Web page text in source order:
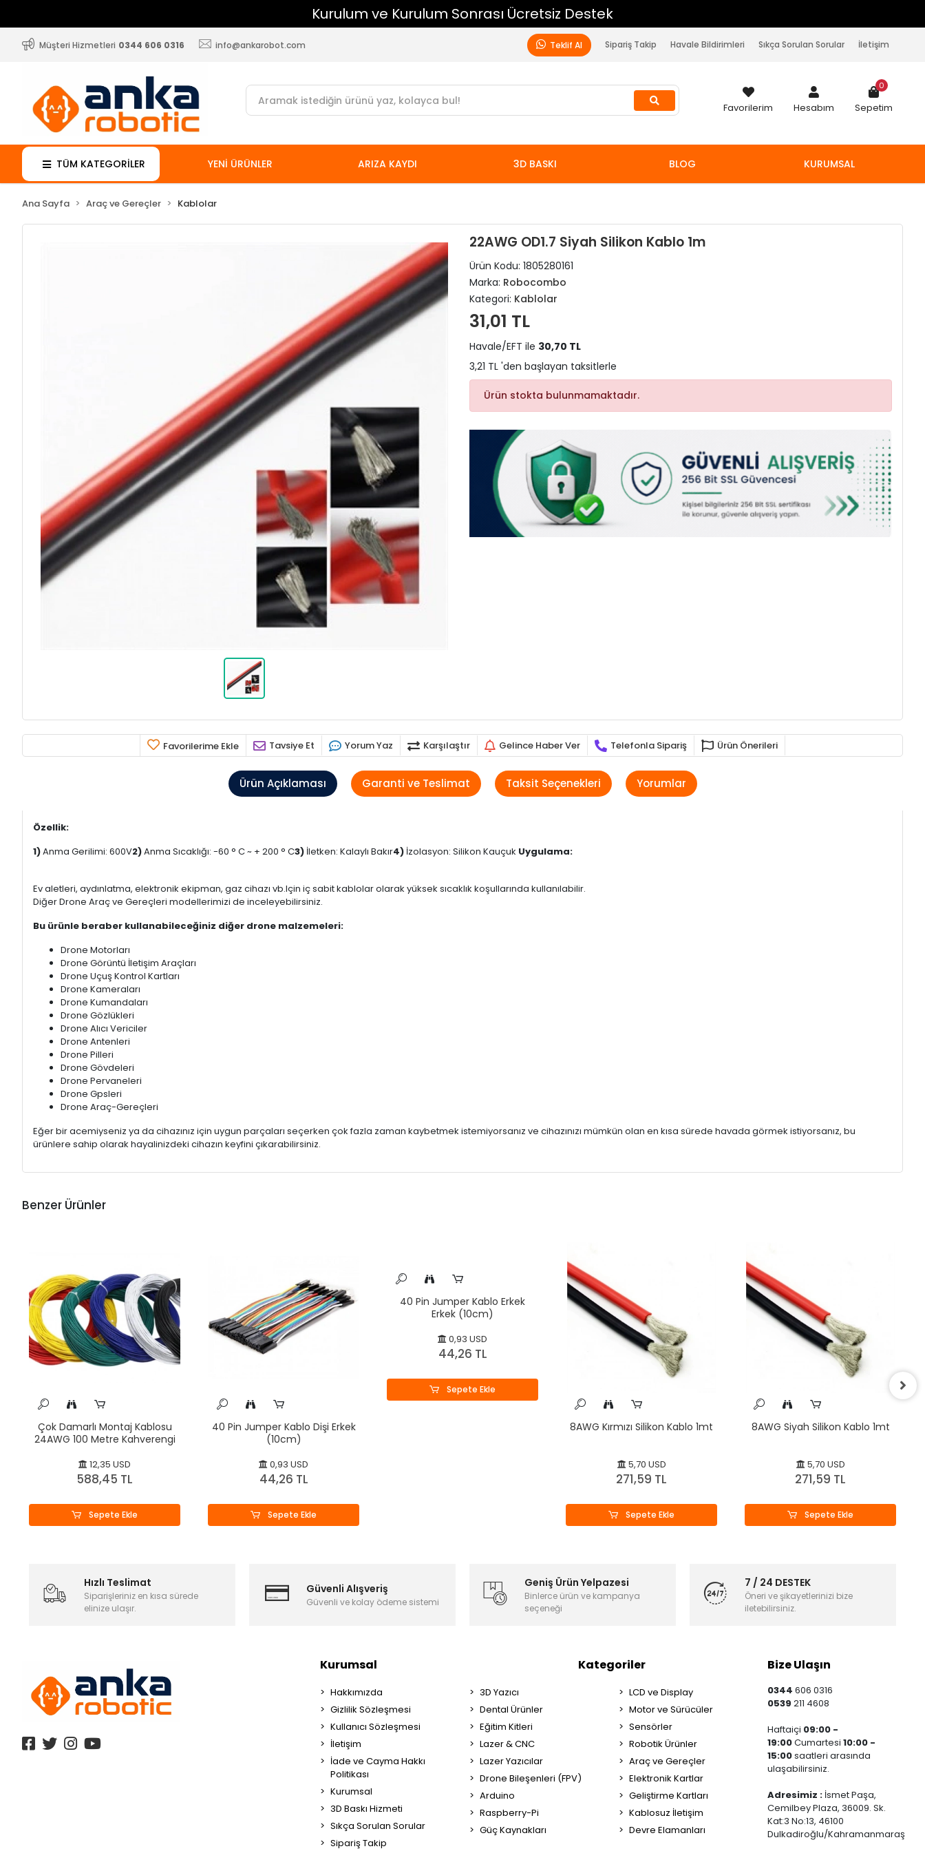
2000 ₺ Üzeri Ücretsiz Kargo
Müşteri Hizmetleri 0344 606 0316 info@ankarobot.com Teklif Al Sipariş Takip Havale Bildirimleri Sıkça Sorulan Sorular İletişim
Favorilerim Hesabım Sepetim
0
TÜM KATEGORİLER YENİ ÜRÜNLER ARIZA KAYDI 3D BASKI BLOG KURUMSAL
Ana Sayfa Araç ve Gereçler Kablolar
22AWG OD1.7 Siyah Silikon Kablo 1m
Ürün Kodu: 1805280161
Marka: Robocombo
Kategori: Kablolar
31,01 TL
Havale/EFT ile 30,70 TL
3,21 TL 'den başlayan taksitlerle
Ürün stokta bulunmamaktadır.
Favorilerime Ekle Tavsiye Et Yorum Yaz Karşılaştır Gelince Haber Ver Telefonla Sipariş Ürün Önerileri
Ürün Açıklaması Garanti ve Teslimat Taksit Seçenekleri Yorumlar
Özellik:
1)Anma Gerilimi: 600V2)Anma Sıcaklığı: -60 ° C ~ + 200 ° C3) İletken: Kalaylı Bakır4) İzolasyon: Silikon Kauçuk Uygulama:
Ev aletleri, aydınlatma, elektronik ekipman, gaz cihazı vb.Için iç sabit kablolar olarak yüksek sıcaklık koşullarında kullanılabilir.
Diğer Drone Araç ve Gereçleri modellerimizi de inceleyebilirsiniz.
Bu ürünle beraber kullanabileceğiniz diğer drone malzemeleri:
Drone Motorları
Drone Görüntü İletişim Araçları
Drone Uçuş Kontrol Kartları
Drone Kameraları
Drone Kumandaları
Drone Gözlükleri
Drone Alıcı Vericiler
Drone Antenleri
Drone Pilleri
Drone Gövdeleri
Drone Pervaneleri
Drone Gpsleri
Drone Araç-Gereçleri
Eğer bir acemiyseniz ya da cihazınız için uygun parçaları seçerken çok fazla zaman kaybetmek istemiyorsanız ve cihazınızı mümkün olan en kısa sürede havada görmek istiyorsanız, bu
ürünlere sahip olarak hayalinizdeki cihazın keyfini çıkarabilirsiniz.
Benzer Ürünler
Çok Damarlı Montaj Kablosu
24AWG 100 Metre Kahverengi
12,35 USD
588,45 TL
Sepete Ekle
40 Pin Jumper Kablo Dişi Erkek
(10cm)
0,93 USD
44,26 TL
Sepete Ekle
40 Pin Jumper Kablo Erkek
Erkek (10cm)
0,93 USD
44,26 TL
Sepete Ekle
8AWG Kırmızı Silikon Kablo 1mt
5,70 USD
271,59 TL
Sepete Ekle
8AWG Siyah Silikon Kablo 1mt
5,70 USD
271,59 TL
Sepete Ekle
Hızlı Teslimat
Siparişleriniz en kısa sürede
elinize ulaşır.
Güvenli Alışveriş
Güvenli ve kolay ödeme sistemi
Geniş Ürün Yelpazesi
Binlerce ürün ve kampanya
seçeneği
7 / 24 DESTEK
Öneri ve şikayetlerinizi bize
iletebilirsiniz.
Kurumsal
Hakkımızda
Gizlilik Sözleşmesi
Kullanıcı Sözleşmesi
İletişim
İade ve Cayma Hakkı
Politikası
Kurumsal
3D Baskı Hizmeti
Sıkça Sorulan Sorular
Sipariş Takip
Kategoriler
3D Yazıcı
Dental Ürünler
Eğitim Kitleri
Lazer & CNC
Lazer Yazıcılar
Drone Bileşenleri (FPV)
Arduino
Raspberry-Pi
Güç Kaynakları
LCD ve Display
Motor ve Sürücüler
Sensörler
Robotik Ürünler
Araç ve Gereçler
Elektronik Kartlar
Geliştirme Kartları
Kablosuz İletişim
Devre Elamanları
Bize Ulaşın
0344606 0316
0539211 4608
Haftaiçi 09:00 -
19:00Cumartesi10:00 -
15:00saatleri arasında
ulaşabilirsiniz.
Adresimiz : İsmet Paşa,
Cemilbey Plaza, 36009. Sk.
Kat:3 No:13, 46100
Dulkadiroğlu/Kahramanmaraş